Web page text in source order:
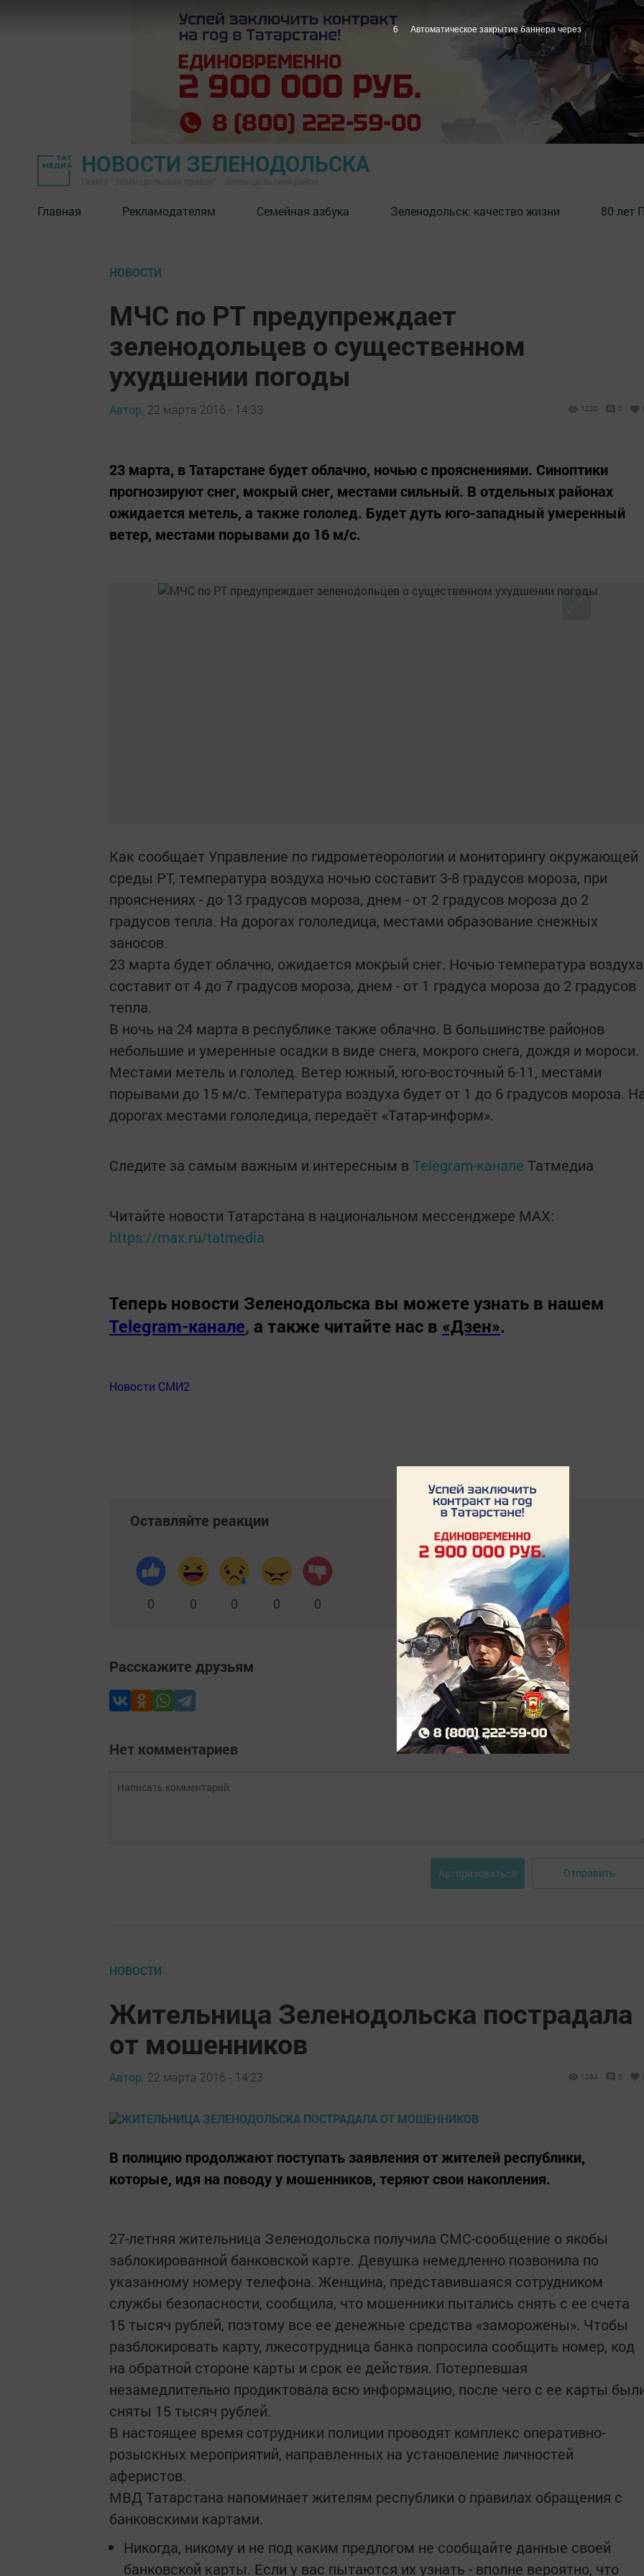
НОВОСТИ ЗЕЛЕНОДОЛЬСКА
Главная Рекламодателям Семейная азбука ⁠Зеленодольск: качество жизни 80 лет
НОВОСТИ
МЧС по РТ предупреждает
зеленодольцев о существенном
ухудшении погоды
Автор, 22 марта 2016 - 14:33 1220 0
23 марта, в Татарстане будет облачно, ночью с прояснениями. Синоптики
прогнозируют снег, мокрый снег, местами сильный. В отдельных районах
ожидается метель, а также гололед. Будет дуть юго-западный умеренный
ветер, местами порывами до 16 м/с.
Как сообщает Управление по гидрометеорологии и мониторингу окружающей
среды РТ, температура воздуха ночью составит 3-8 градусов мороза, при
прояснениях - до 13 градусов мороза, днем - от 2 градусов мороза до 2
градусов тепла. На дорогах гололедица, местами образование снежных
заносов.
23 марта будет облачно, ожидается мокрый снег. Ночью температура воздуха
составит от 4 до 7 градусов мороза, днем - от 1 градуса мороза до 2 градусов
тепла.
В ночь на 24 марта в республике также облачно. В большинстве районов
небольшие и умеренные осадки в виде снега, мокрого снега, дождя и мороси.
Местами метель и гололед. Ветер южный, юго-восточный 6-11, местами
порывами до 15 м/с. Температура воздуха будет от 1 до 6 градусов мороза.
дорогах местами гололедица, передаёт «Татар-информ».
Следите за самым важным и интересным в Telegram-канале Татмедиа
Читайте новости Татарстана в национальном мессенджере MАХ:
https://max.ru/tatmedia
Теперь новости Зеленодольска вы можете узнать в нашем
Telegram-канале, а также читайте нас в «Дзен».
Новости СМИ2
Оставляйте реакции
0 0 0 0 0
Расскажите друзьям
Нет комментариев
Авторизоваться Отправить
НОВОСТИ
Жительница Зеленодольска пострадала
от мошенников
Автор, 22 марта 2016 - 14:23 1284 0
В полицию продолжают поступать заявления от жителей республики,
которые, идя на поводу у мошенников, теряют свои накопления.
27-летняя жительница Зеленодольска получила СМС-сообщение о якобы
заблокированной банковской карте. Девушка немедленно позвонила по
указанному номеру телефона. Женщина, представившаяся сотрудником
службы безопасности, сообщила, что мошенники пытались снять с ее счета
15 тысяч рублей, поэтому все ее денежные средства «заморожены». Чтобы
разблокировать карту, лжесотрудница банка попросила сообщить номер, код
на обратной стороне карты и срок ее действия. Потерпевшая
незамедлительно продиктовала всю информацию, после чего с ее карты
сняты 15 тысяч рублей.
В настоящее время сотрудники полиции проводят комплекс оперативно-
розыскных мероприятий, направленных на установление личностей
аферистов.
МВД Татарстана напоминает жителям республики о правилах обращения с
банковскими картами.
Никогда, никому и не под каким предлогом не сообщайте данные своей
банковской карты. Если у вас пытаются их узнать - вполне вероятно, что
5 Автоматическое закрытие баннера через